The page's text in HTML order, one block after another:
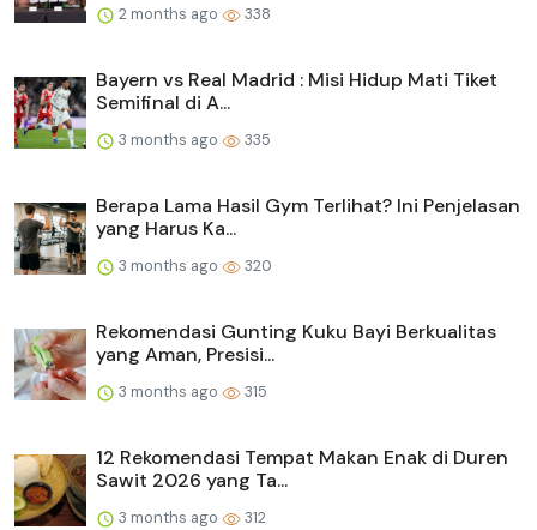
2 months ago 338
Bayern vs Real Madrid : Misi Hidup Mati Tiket
Semifinal di A...
3 months ago 335
Berapa Lama Hasil Gym Terlihat? Ini Penjelasan
yang Harus Ka...
3 months ago 320
Rekomendasi Gunting Kuku Bayi Berkualitas
yang Aman, Presisi...
3 months ago 315
12 Rekomendasi Tempat Makan Enak di Duren
Sawit 2026 yang Ta...
3 months ago 312